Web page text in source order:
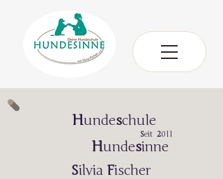
Hundeschule
Seit 2011
Hundesinne
Silvia Fischer